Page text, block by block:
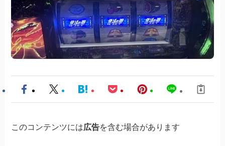
このコンテンツには広告を含む場合があります